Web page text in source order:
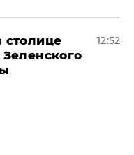
столице
12:52